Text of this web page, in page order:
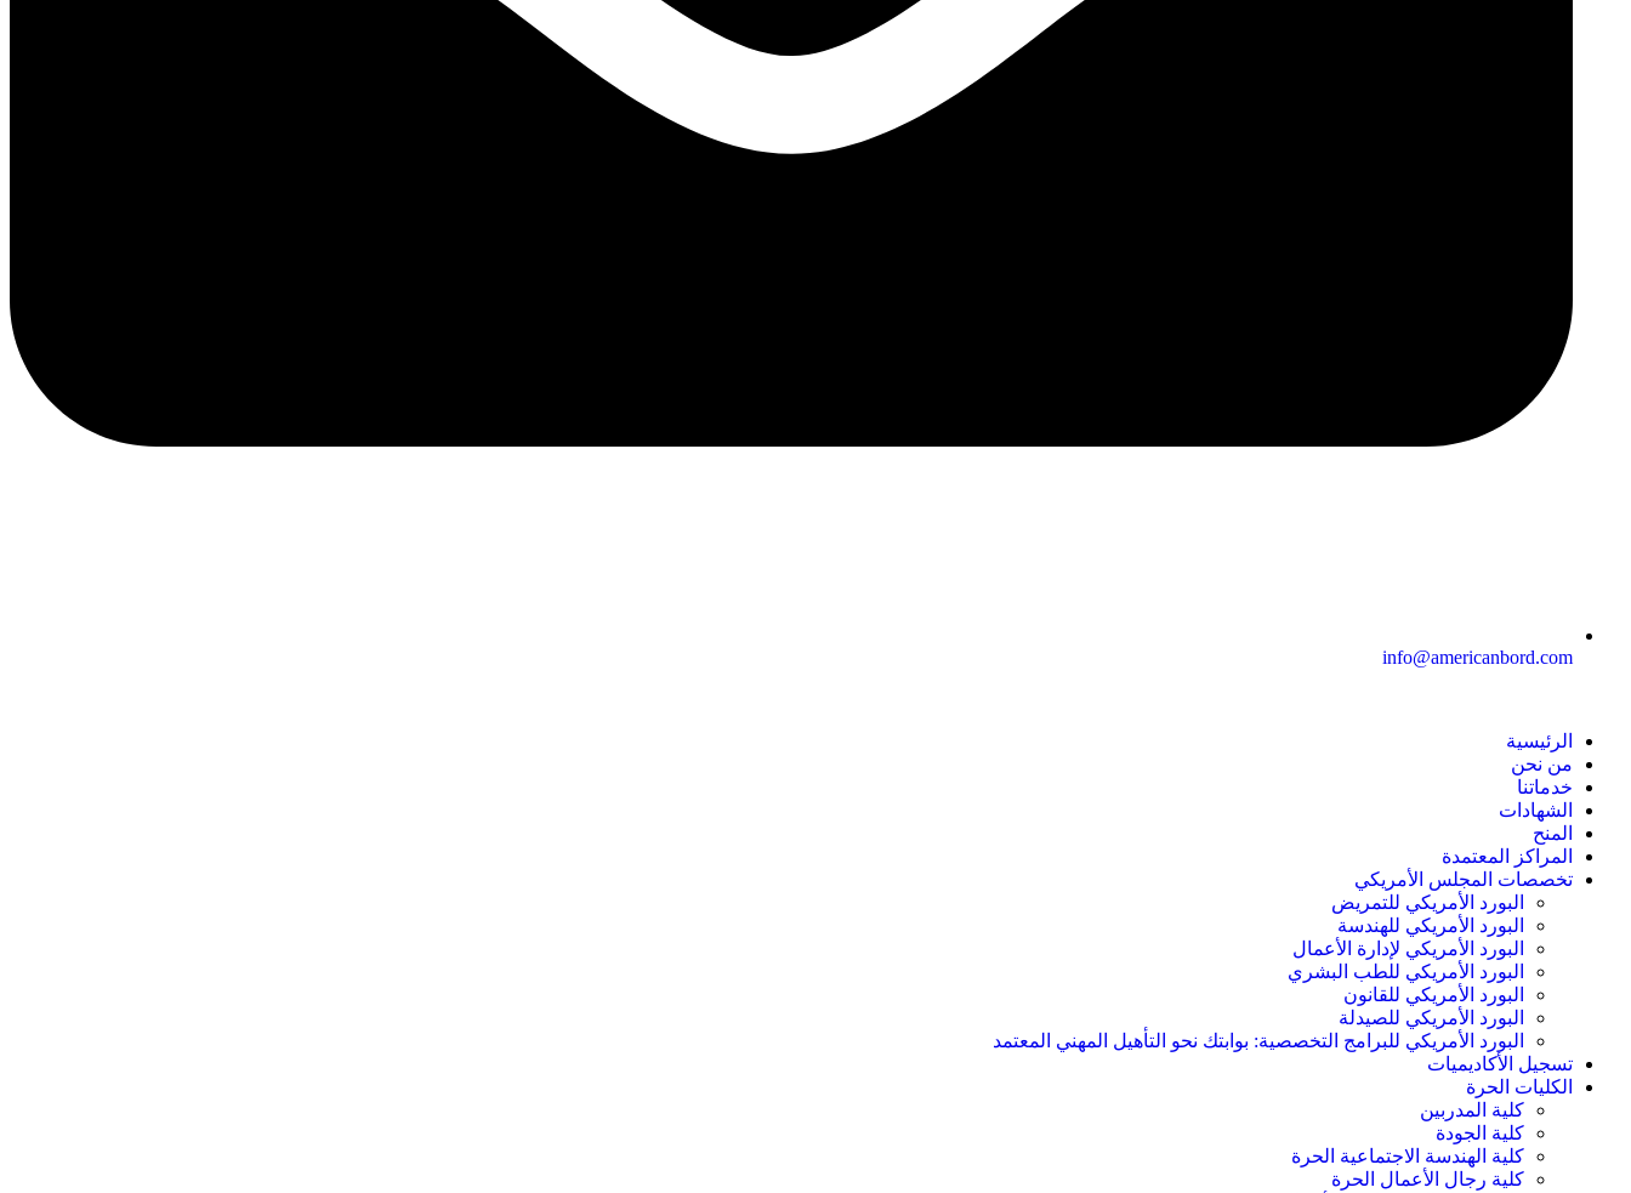
info@americanbord.com
الرئيسية
من نحن
خدماتنا
الشهادات
المنح
المراكز المعتمدة
تخصصات المجلس الأمريكي
البورد الأمريكي للتمريض
البورد الأمريكي للهندسة
البورد الأمريكي لإدارة الأعمال
البورد الأمريكي للطب البشري
البورد الأمريكي للقانون
البورد الأمريكي للصيدلة
البورد الأمريكي للبرامج التخصصية: بوابتك نحو التأهيل المهني المعتمد
تسجيل الأكاديميات
الكليات الحرة
كلية المدربين
كلية الجودة
كلية الهندسة الاجتماعية الحرة
كلية رجال الأعمال الحرة